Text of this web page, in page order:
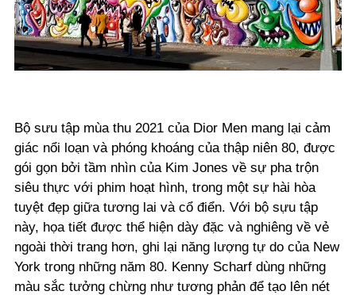
Bộ sưu tập mùa thu 2021 của Dior Men mang lại cảm
giác nổi loạn và phóng khoáng của thập niên 80, được
gói gọn bởi tầm nhìn của Kim Jones về sự pha trộn
siêu thực với phim hoạt hình, trong một sự hài hòa
tuyệt đẹp giữa tương lai và cổ điển. Với bộ sựu tập
này, họa tiết được thể hiện dày đặc và nghiêng về vẻ
ngoài thời trang hơn, ghi lại năng lượng tự do của New
York trong những năm 80. Kenny Scharf dùng những
màu sắc tưởng chừng như tương phản để tạo lên nét